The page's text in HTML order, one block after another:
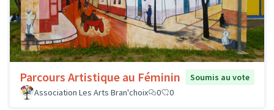
Parcours Artistique au Féminin
Soumis au vote
Association Les Arts Bran'choix
0 0